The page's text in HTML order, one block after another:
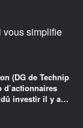
vous simplifie
(DG de Technip
d’actionnaires
dû investir il y a…